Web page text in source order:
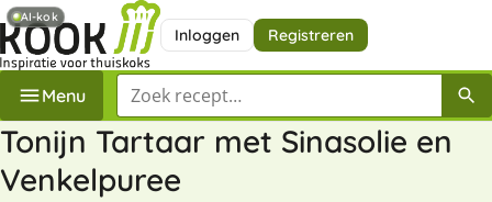
Inloggen Registreren
Menu Zoek een recept
Tonijn Tartaar met Sinasolie en
Venkelpuree
AI-kok